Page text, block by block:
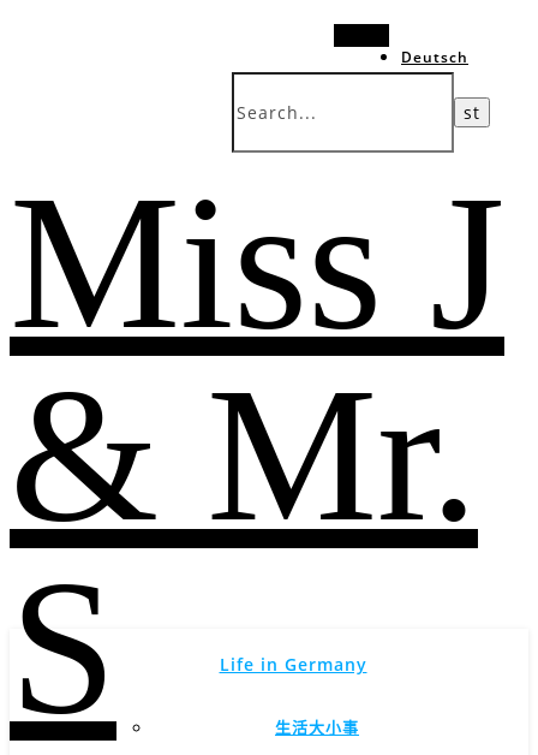
Deutsch
中文 (台灣)
Miss J
& Mr.
S
Life in Germany
生活大小事